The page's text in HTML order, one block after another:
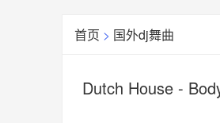
首页 > 国外dj舞曲
Dutch House -